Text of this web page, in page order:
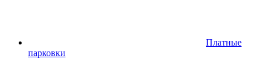
Платные
парковки